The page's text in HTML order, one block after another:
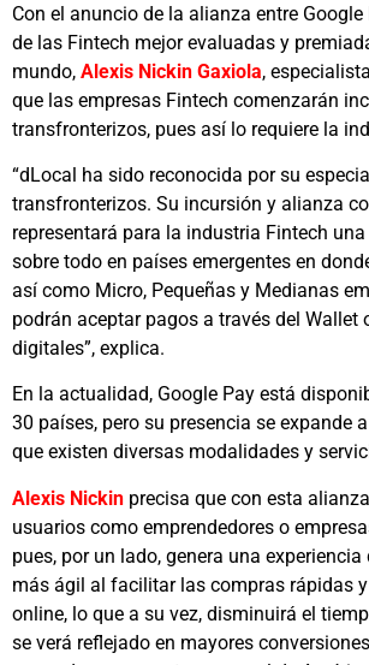
Con el anuncio de la alianza entre
de las Fintech mejor evaluadas y
mundo, Alexis Nickin Gaxiola,
que las empresas Fintech comenzarán
transfronterizos, pues así lo requiere la
“dLocal ha sido reconocida por su
transfronterizos. Su incursión y alianza
representará para la industria Fintech
sobre todo en países emergentes en
así como Micro, Pequeñas y Medianas
podrán aceptar pagos a través del Wallet
digitales”, explica.
En la actualidad, Google Pay está
30 países, pero su presencia se expande
que existen diversas modalidades y
Alexis Nickin precisa que con esta
usuarios como emprendedores o
pues, por un lado, genera una
más ágil al facilitar las compras rápidas
online, lo que a su vez, disminuirá el
se verá reflejado en mayores